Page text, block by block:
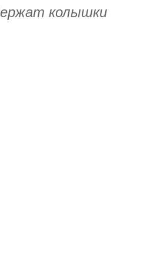
колышки